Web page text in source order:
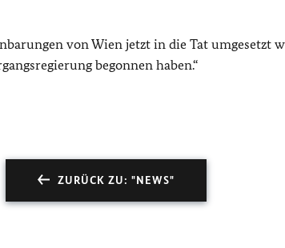
von Wien jetzt in die Tat umgesetzt
begonnen haben.“
ZURÜCK ZU: "NEWS"